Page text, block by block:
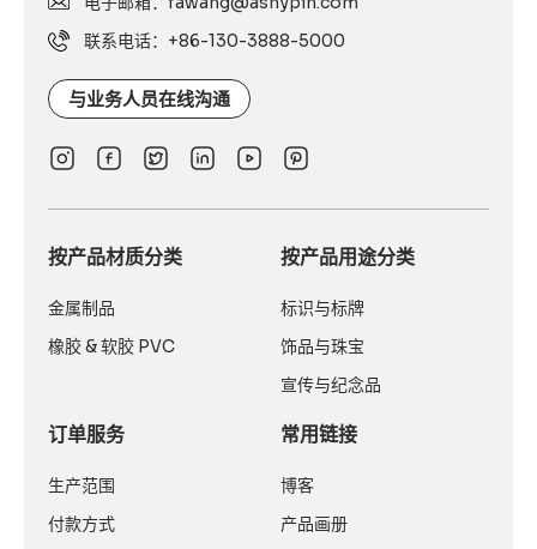
联系电话：+86-130-3888-5000
与业务人员在线沟通
按产品材质分类
金属制品
橡胶 & 软胶 PVC
订单服务
生产范围
付款方式
按产品用途分类
标识与标牌
饰品与珠宝
宣传与纪念品
常用链接
博客
产品画册